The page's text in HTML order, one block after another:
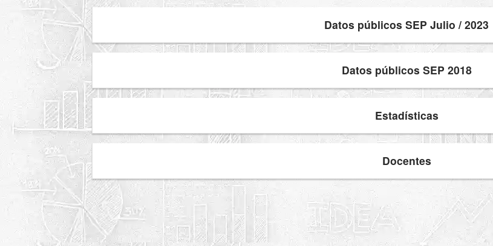
Datos públicos SEP Julio / 2023
Datos públicos SEP 2018
Estadísticas
Docentes